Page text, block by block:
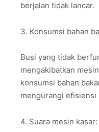
berjalan tidak lancar.
3. Konsumsi bahan
Busi yang tidak
mengakibatkan
konsumsi bahan
mengurangi efisiensi
4. Suara mesin kasar: